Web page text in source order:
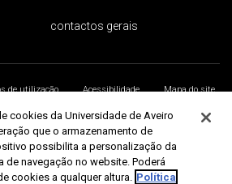
contactos gerais
de utilização Acessibilidade
Mapa do site
cookies da Universidade de Aveiro
que o armazenamento de
possibilita a personalização da
de navegação no website. Poderá
cookies a qualquer altura. Política